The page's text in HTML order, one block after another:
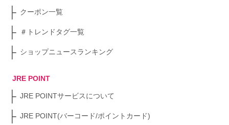
クーポン一覧
＃トレンドタグ一覧
ショップニュースランキング
JRE POINT
JRE POINTサービスについて
JRE POINT(バーコード/ポイントカード)